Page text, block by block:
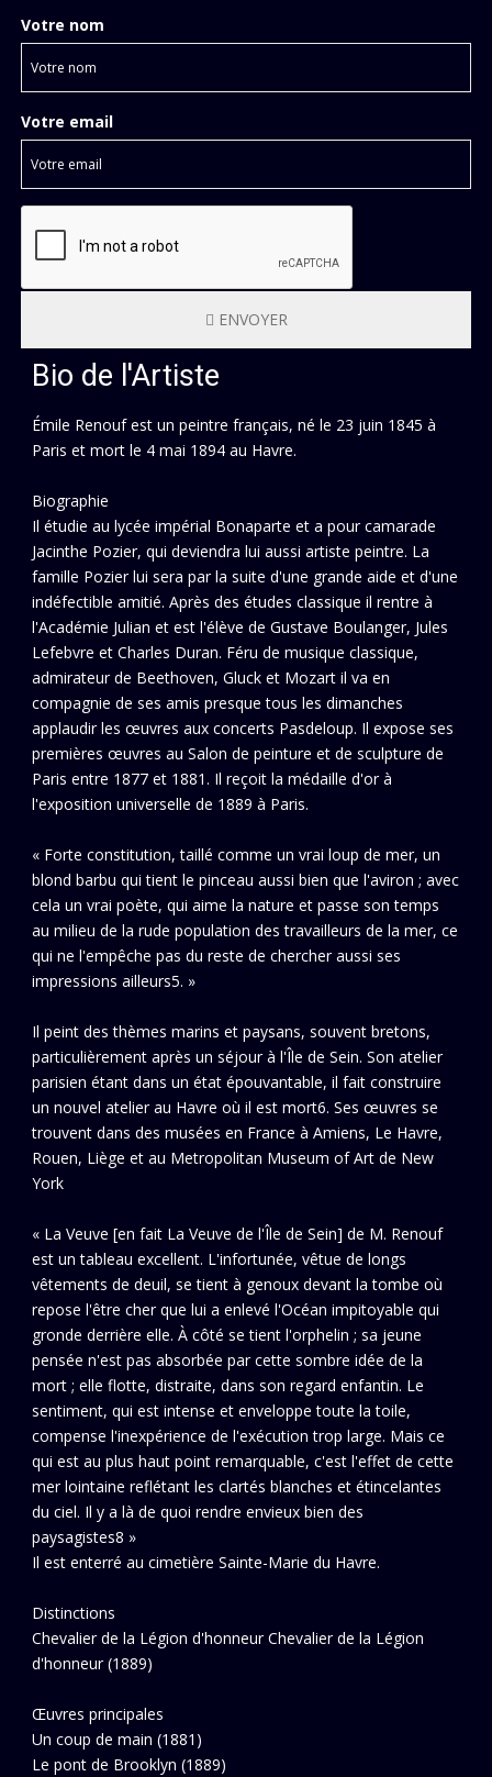
Votre nom
Votre email
ENVOYER
Bio de l'Artiste
Émile Renouf est un peintre français, né le 23 juin 1845 à
Paris et mort le 4 mai 1894 au Havre.
Biographie
Il étudie au lycée impérial Bonaparte et a pour camarade
Jacinthe Pozier, qui deviendra lui aussi artiste peintre. La
famille Pozier lui sera par la suite d'une grande aide et d'une
indéfectible amitié. Après des études classique il rentre à
l'Académie Julian et est l'élève de Gustave Boulanger, Jules
Lefebvre et Charles Duran. Féru de musique classique,
admirateur de Beethoven, Gluck et Mozart il va en
compagnie de ses amis presque tous les dimanches
applaudir les œuvres aux concerts Pasdeloup. Il expose ses
premières œuvres au Salon de peinture et de sculpture de
Paris entre 1877 et 1881. Il reçoit la médaille d'or à
l'exposition universelle de 1889 à Paris.
« Forte constitution, taillé comme un vrai loup de mer, un
blond barbu qui tient le pinceau aussi bien que l'aviron ; avec
cela un vrai poète, qui aime la nature et passe son temps
au milieu de la rude population des travailleurs de la mer, ce
qui ne l'empêche pas du reste de chercher aussi ses
impressions ailleurs5. »
Il peint des thèmes marins et paysans, souvent bretons,
particulièrement après un séjour à l'Île de Sein. Son atelier
parisien étant dans un état épouvantable, il fait construire
un nouvel atelier au Havre où il est mort6. Ses œuvres se
trouvent dans des musées en France à Amiens, Le Havre,
Rouen, Liège et au Metropolitan Museum of Art de New
York
« La Veuve [en fait La Veuve de l'Île de Sein] de M. Renouf
est un tableau excellent. L'infortunée, vêtue de longs
vêtements de deuil, se tient à genoux devant la tombe où
repose l'être cher que lui a enlevé l'Océan impitoyable qui
gronde derrière elle. À côté se tient l'orphelin ; sa jeune
pensée n'est pas absorbée par cette sombre idée de la
mort ; elle flotte, distraite, dans son regard enfantin. Le
sentiment, qui est intense et enveloppe toute la toile,
compense l'inexpérience de l'exécution trop large. Mais ce
qui est au plus haut point remarquable, c'est l'effet de cette
mer lointaine reflétant les clartés blanches et étincelantes
du ciel. Il y a là de quoi rendre envieux bien des
paysagistes8 »
Il est enterré au cimetière Sainte-Marie du Havre.
Distinctions
Chevalier de la Légion d'honneur Chevalier de la Légion
d'honneur (1889)
Œuvres principales
Un coup de main (1881)
Le pont de Brooklyn (1889)